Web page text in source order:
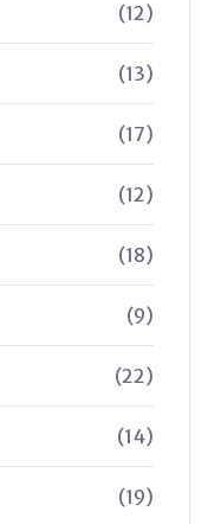
(12)
(13)
(17)
(12)
(18)
(9)
(22)
(14)
(19)